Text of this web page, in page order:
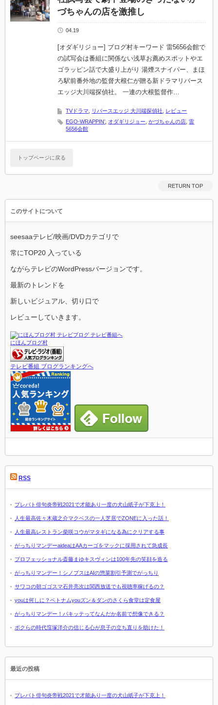
づちゃんの店を激推し
04.19
[オダギリジョー] ブログ村キーワード 雷5656会館で
の試写会は番組に関係ない浅草お薦めスポットやエ
ゴラッピン話で大盛り上がり 湯煙スナイパー、まほ
ろ駅前番外地の監督大根仁が贈る新ドラマリバース
エッジ大川端探偵社。 一連の大根監督作…
TVドラマ リバースエッジ 大川端探偵社
レビュー
EGO-WRAPPIN’ オダギリジョー ,かづちゃんの店 ,雷
5656会館
トップページに戻る
RETURN TOP
このサイトについて
seesaaテレビ/映画/DVDカテゴリで
常にTOP20 入っている
ながらテレビのWordPressバージョンです。
最新のトレンドを
新しいビジュアル、切り口で
レビューしていきます。
にほんブログ村
テレビ番組 ブログランキングへ
RSS
プレバト俳句炎帝戦2021で才能あり一度の犬山紙子が下克上！
人生最高佐々木蔵之介マクベスの一人芝居でZONEに入った話！
人生最高レストラン柴咲コウがマタギになる為にクリアする事
がっちりマンデーaideaはAAカーゴをマックに採用されて急成長
プロフェッショナル斎藤まゆキスヴィンは100年先の笑顔を造る
がっちりマンデー！シノプスはAIの惣菜割引予測でがっちり
サワコの朝ゴゴスマ石井亮次は関西放送でも視聴率稼げるの？
youは何しに？ベトナムyouズン＆ダンのさくら食堂は定食屋
がっちりマンデー！パキッテってなんだか名前で想像できる？
ボクらの時代窪塚洋介の信じる心が息子の立ち直りを助けた！
最近の投稿
プレバト俳句炎帝戦2021で才能あり一度の犬山紙子が下克上！